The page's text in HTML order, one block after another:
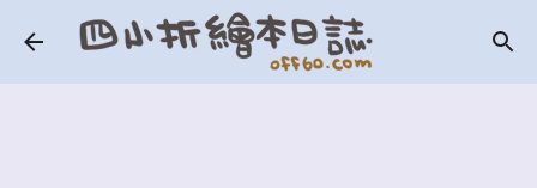
跳到主要內容